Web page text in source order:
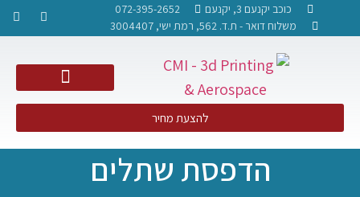
כוכב יקנעם 3, יקנעם
072-395-2652
משלוח דואר - ת.ד. 562, רמת ישי, 3004407​
להצעת מחיר
הדפסת שתלים